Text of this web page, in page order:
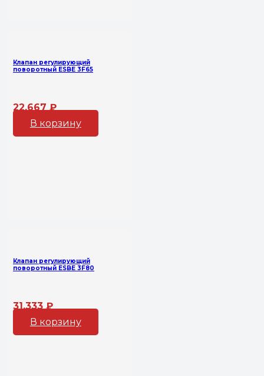
Клапан регулирующий
поворотный ESBE 3F65
22,667₽
В корзину
Клапан регулирующий
поворотный ESBE 3F80
31,333₽
В корзину